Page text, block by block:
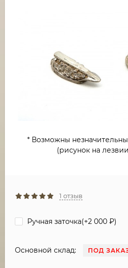
* Возможны
(рисунок на
1 отзыв
Ручная заточка(+2 000 ₽)
Основной склад: ПОД